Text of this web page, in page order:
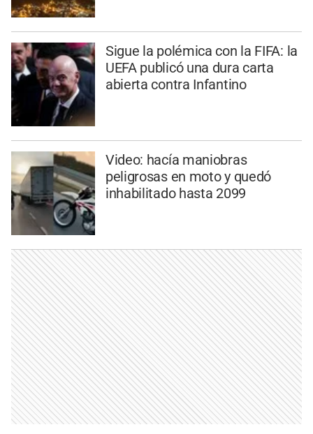
Sigue la polémica con la FIFA: la
UEFA publicó una dura carta
abierta contra Infantino
Video: hacía maniobras
peligrosas en moto y quedó
inhabilitado hasta 2099